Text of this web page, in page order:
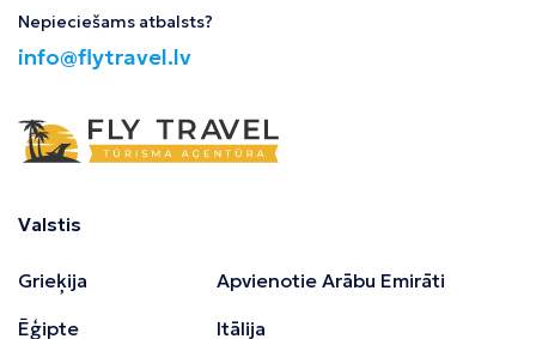
Nepieciešams atbalsts?
info@flytravel.lv
Valstis
Grieķija
Ēģipte
Apvienotie Arābu Emirāti
Itālija